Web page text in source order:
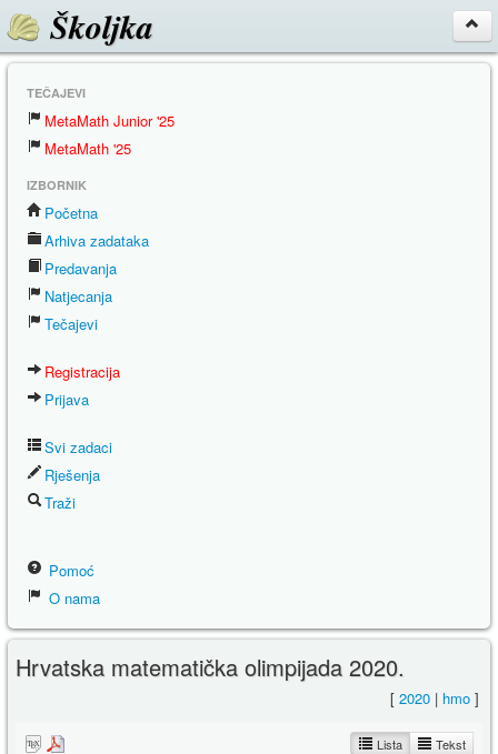
Školjka
TEČAJEVI
MetaMath Junior '25
MetaMath '25
IZBORNIK
Početna
Arhiva zadataka
Predavanja
Natjecanja
Tečajevi
Registracija
Prijava
Svi zadaci
Rješenja
Traži
Pomoć
O nama
Hrvatska matematička olimpijada 2020.
[ 2020 | hmo ]
Lista Tekst